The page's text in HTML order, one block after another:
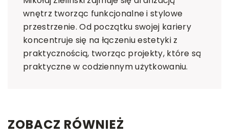
wnętrz tworząc funkcjonalne i stylowe
przestrzenie. Od początku swojej kariery
koncentruje się na łączeniu estetyki z
praktycznością, tworząc projekty, które są
praktyczne w codziennym użytkowaniu.
ZOBACZ RÓWNIEŻ